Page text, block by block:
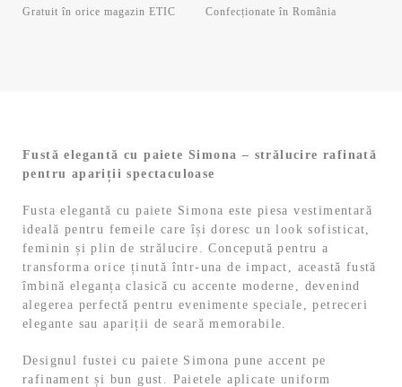
Gratuit în orice magazin ETIC Confecționate în România
Fustă elegantă cu paiete Simona – strălucire rafinată
pentru apariții spectaculoase
Fusta elegantă cu paiete Simona este piesa vestimentară
ideală pentru femeile care își doresc un look sofisticat,
feminin și plin de strălucire. Concepută pentru a
transforma orice ținută într-una de impact, această fustă
îmbină eleganța clasică cu accente moderne, devenind
alegerea perfectă pentru evenimente speciale, petreceri
elegante sau apariții de seară memorabile.
Designul fustei cu paiete Simona pune accent pe
rafinament și bun gust. Paietele aplicate uniform